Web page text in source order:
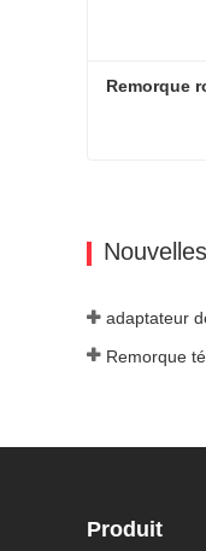
Remorque
adaptateur
Produit